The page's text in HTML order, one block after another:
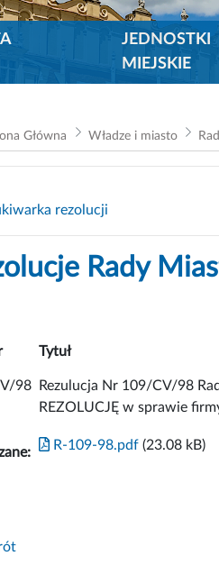
JEDNOSTKI
MIEJSKIE
Główna Władze i miasto
rezolucji
Rady
Tytuł
98 Rezulucja Nr 109/CV/98
REZOLUCJĘ w sprawie
R-109-98.pdf (23.08 kB)